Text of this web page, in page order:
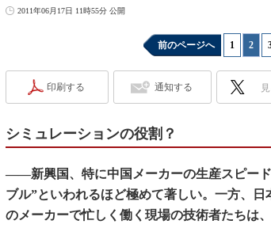
2011年06月17日 11時55分 公開
前のページへ 1 2
印刷する 通知する
シミュレーションの役割？
――新興国、特に中国メーカーの生産スピー
ブル”といわれるほど極めて著しい。一方、
のメーカーで忙しく働く現場の技術者たちは